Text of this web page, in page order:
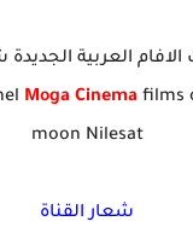
العربية
Moga Cinema films
moon Nilesat
شعار القناة